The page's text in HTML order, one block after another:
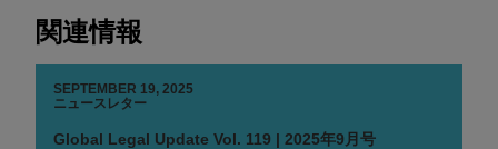
関連情報
SEPTEMBER 19, 2025
ニュースレター
Global Legal Update Vol. 119 | 2025年9月号